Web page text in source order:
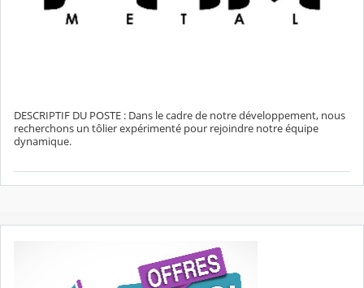
DESCRIPTIF DU POSTE : Dans le cadre de notre développement, nous
recherchons un tôlier expérimenté pour rejoindre notre équipe
dynamique.